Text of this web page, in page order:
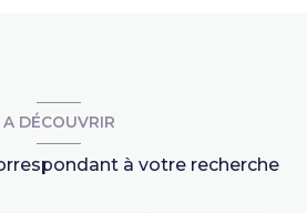
A DÉCOUVRIR
à votre recherche